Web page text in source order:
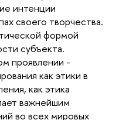
интенции
своего творчества.
формой
субъекта.
проявлении -
как этики в
как этика
важнейшим
во всех мировых